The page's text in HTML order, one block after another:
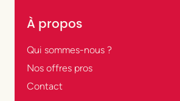
À propos
Qui sommes-nous ?
Nos offres pros
Contact